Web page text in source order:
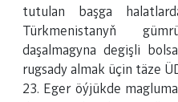
tutulan başga
Türkmenistanyň
daşalmagyna degişli
rugsady almak üçin täze
23. Eger öýjükde